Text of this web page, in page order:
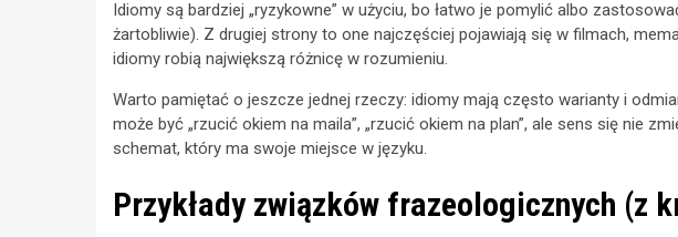
Idiomy są bardziej „ryzykowne” w użyciu, bo łatwo je pomylić albo
żartobliwie). Z drugiej strony to one najczęściej pojawiają się w filmach,
idiomy robią największą różnicę w rozumieniu.
Warto pamiętać o jeszcze jednej rzeczy: idiomy mają często warianty i
może być „rzucić okiem na maila”, „rzucić okiem na plan”, ale sens się nie
schemat, który ma swoje miejsce w języku.
Przykłady związków frazeologicznych (z